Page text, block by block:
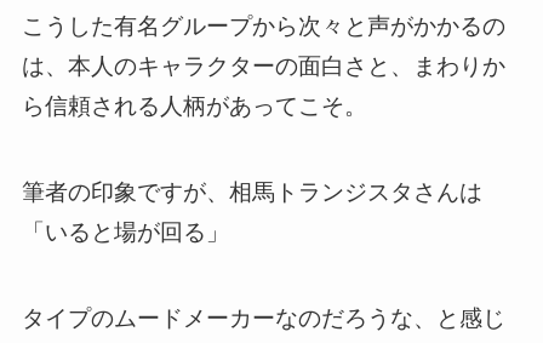
こうした有名グループから次々と声がかかるの
は、本人のキャラクターの面白さと、まわりか
ら信頼される人柄があってこそ。
筆者の印象ですが、相馬トランジスタさんは
「いると場が回る」
タイプのムードメーカーなのだろうな、と感じ